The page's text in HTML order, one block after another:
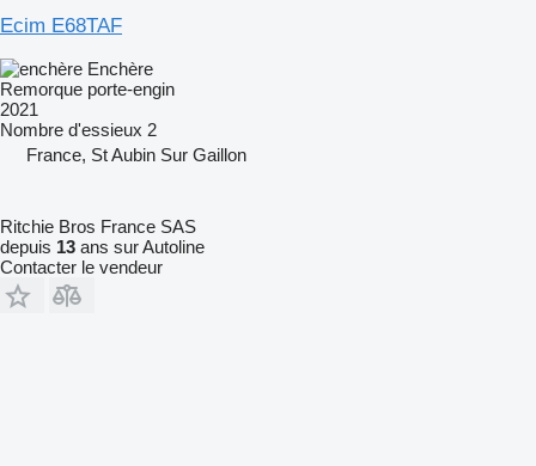
Ecim E68TAF
Enchère
Remorque porte-engin
2021
Nombre d'essieux 2
France, St Aubin Sur Gaillon
Ritchie Bros France SAS
depuis 13 ans sur Autoline
Contacter le vendeur